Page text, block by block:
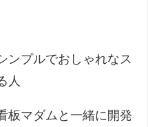
ンプルでおしゃれなス
人
板マダムと一緒に開発